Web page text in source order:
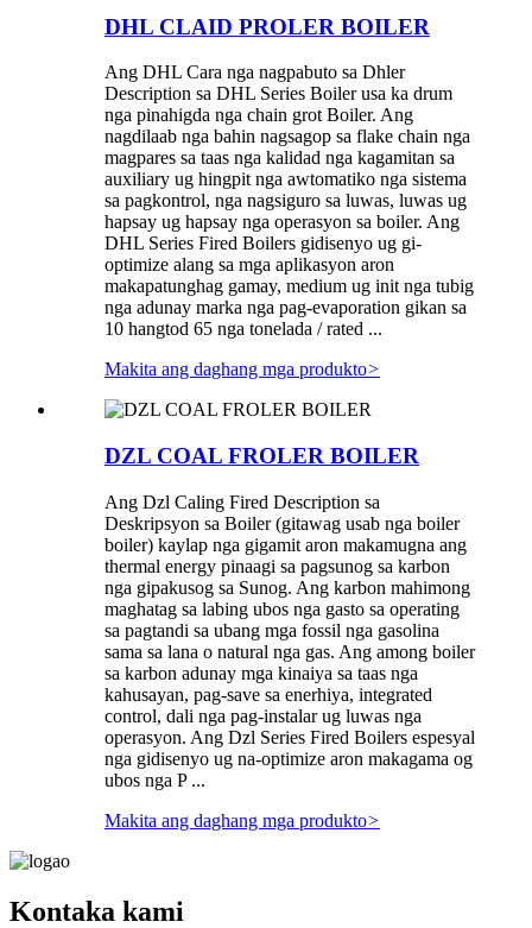
DHL CLAID PROLER BOILER
Ang DHL Cara nga nagpabuto sa Dhler
Description sa DHL Series Boiler usa ka drum
nga pinahigda nga chain grot Boiler. Ang
nagdilaab nga bahin nagsagop sa flake chain nga
magpares sa taas nga kalidad nga kagamitan sa
auxiliary ug hingpit nga awtomatiko nga sistema
sa pagkontrol, nga nagsiguro sa luwas, luwas ug
hapsay ug hapsay nga operasyon sa boiler. Ang
DHL Series Fired Boilers gidisenyo ug gi-
optimize alang sa mga aplikasyon aron
makapatunghag gamay, medium ug init nga tubig
nga adunay marka nga pag-evaporation gikan sa
10 hangtod 65 nga tonelada / rated ...
Makita ang daghang mga produkto>
DZL COAL FROLER BOILER
Ang Dzl Caling Fired Description sa
Deskripsyon sa Boiler (gitawag usab nga boiler
boiler) kaylap nga gigamit aron makamugna ang
thermal energy pinaagi sa pagsunog sa karbon
nga gipakusog sa Sunog. Ang karbon mahimong
maghatag sa labing ubos nga gasto sa operating
sa pagtandi sa ubang mga fossil nga gasolina
sama sa lana o natural nga gas. Ang among boiler
sa karbon adunay mga kinaiya sa taas nga
kahusayan, pag-save sa enerhiya, integrated
control, dali nga pag-instalar ug luwas nga
operasyon. Ang Dzl Series Fired Boilers espesyal
nga gidisenyo ug na-optimize aron makagama og
ubos nga P ...
Makita ang daghang mga produkto>
Kontaka kami